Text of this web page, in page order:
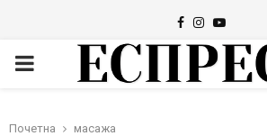
Facebook
Instagram
Youtube
PRIMARY
Почетна масажа